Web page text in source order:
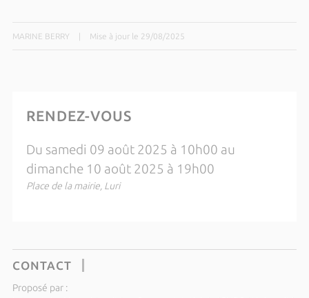
MARINE BERRY Mise à jour le 29/08/2025
RENDEZ-VOUS
Du samedi 09 août 2025 à 10h00 au
dimanche 10 août 2025 à 19h00
Place de la mairie, Luri
CONTACT
Proposé par :